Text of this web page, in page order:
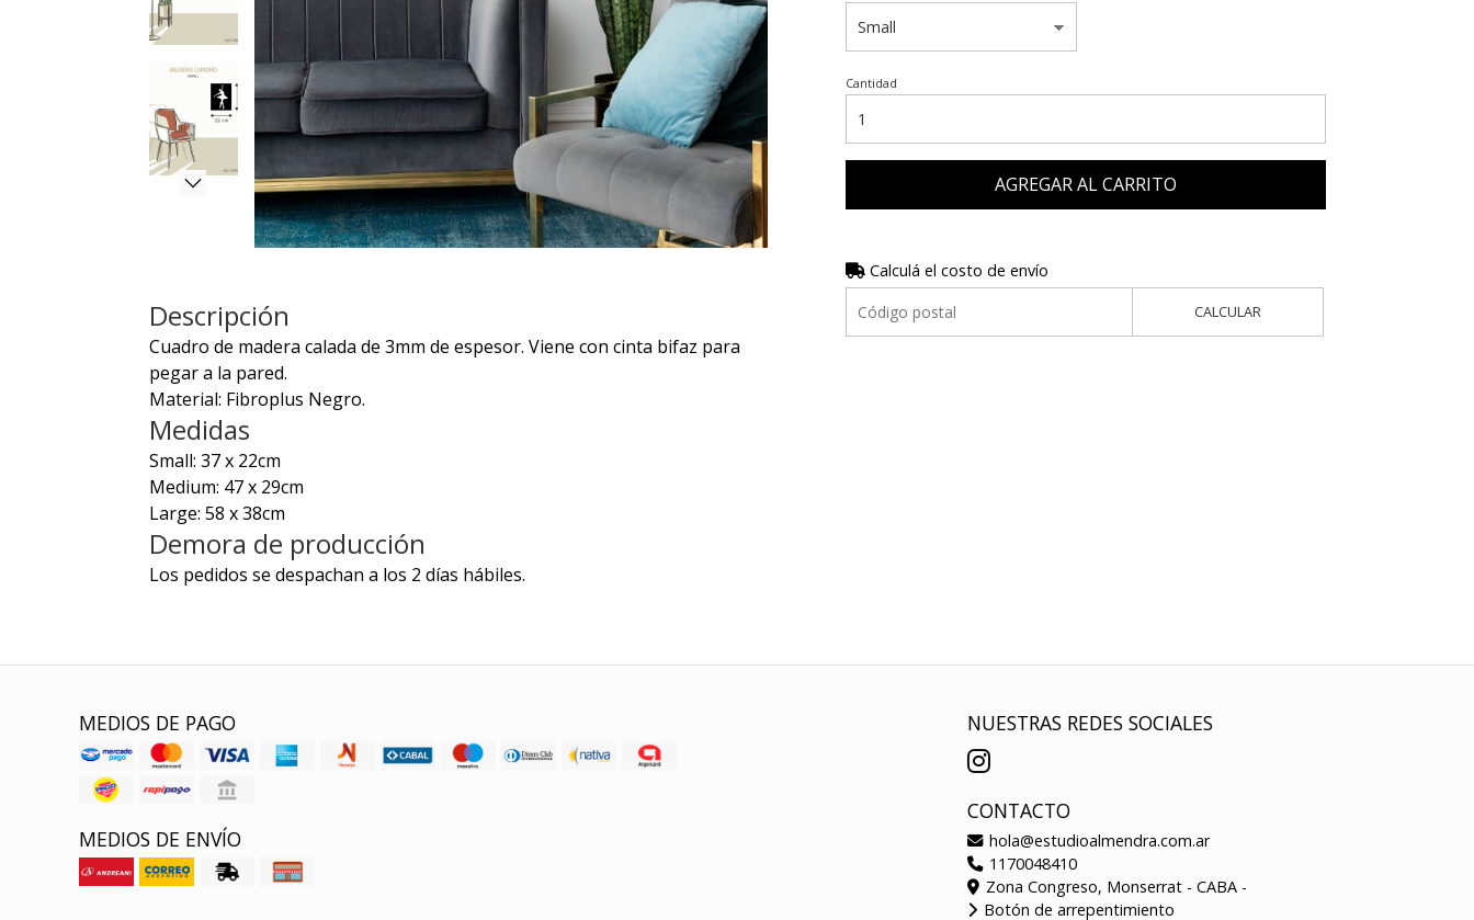
Descripción
Cuadro de madera calada de 3mm de espesor. Viene con cinta bifaz para
pegar a la pared.
Material: Fibroplus Negro.
Medidas
Small: 37 x 22cm
Medium: 47 x 29cm
Large: 58 x 38cm
Demora de producción
Los pedidos se despachan a los 2 días hábiles.
Cantidad
AGREGAR AL CARRITO
Calculá el costo de envío
CALCULAR
MEDIOS DE PAGO
MEDIOS DE ENVÍO
NUESTRAS REDES SOCIALES
CONTACTO
hola@estudioalmendra.com.ar
1170048410
Zona Congreso, Monserrat - CABA -
Botón de arrepentimiento